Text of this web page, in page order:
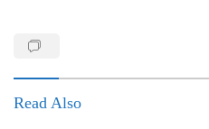
Read Also